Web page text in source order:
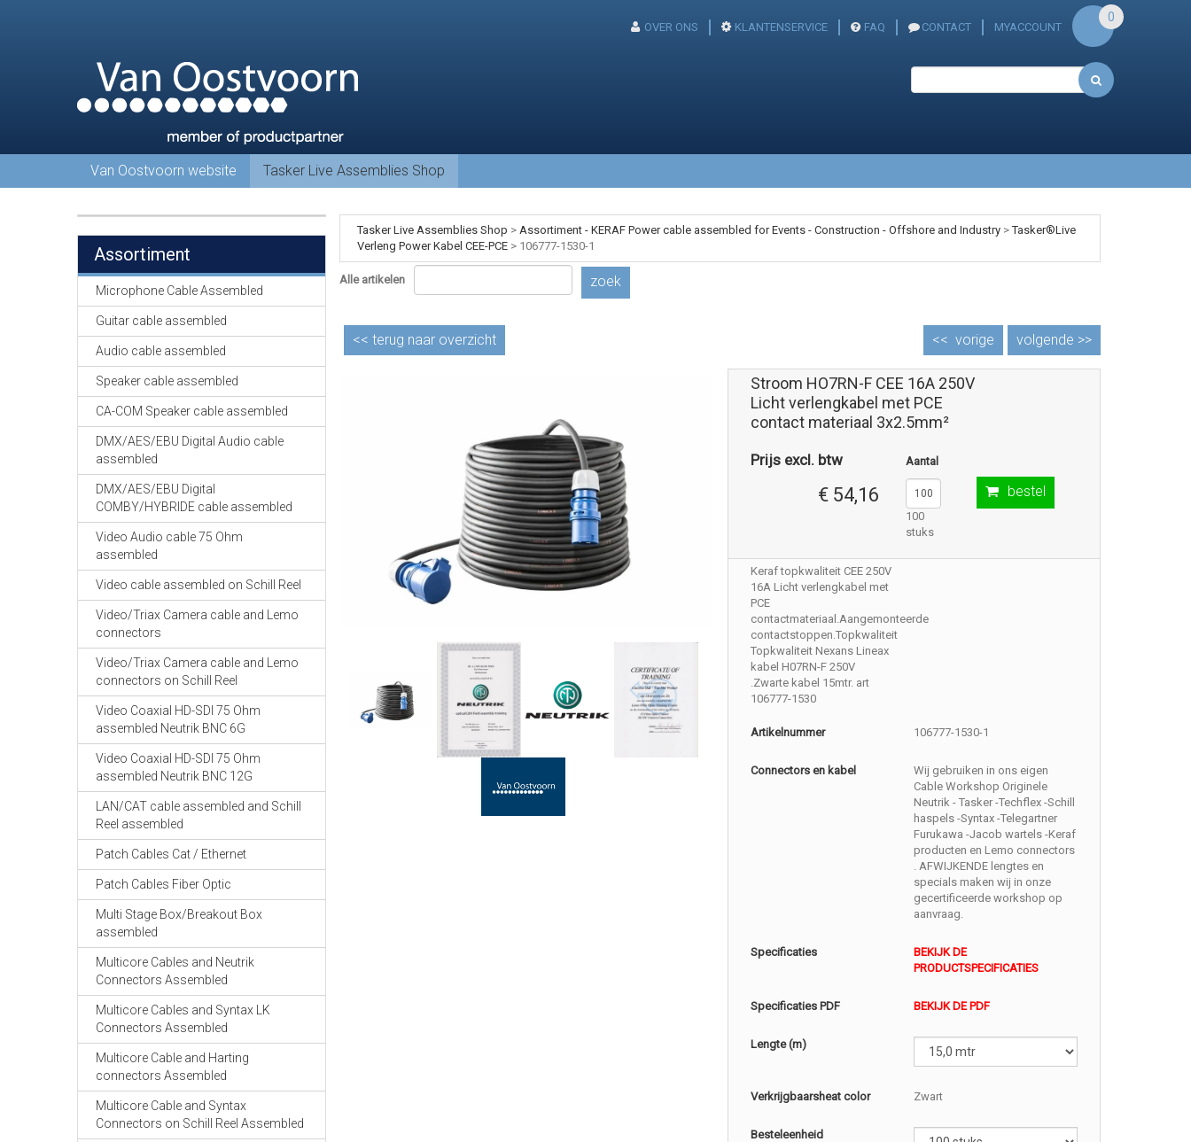
OVER ONS KLANTENSERVICE FAQ CONTACT MYACCOUNT
0
Van Oostvoorn website Tasker Live Assemblies Shop
Assortiment
Microphone Cable Assembled
Guitar cable assembled
Audio cable assembled
Speaker cable assembled
CA-COM Speaker cable assembled
DMX/AES/EBU Digital Audio cable
assembled
DMX/AES/EBU Digital
COMBY/HYBRIDE cable assembled
Video Audio cable 75 Ohm
assembled
Video cable assembled on Schill Reel
Video/Triax Camera cable and Lemo
connectors
Video/Triax Camera cable and Lemo
connectors on Schill Reel
Video Coaxial HD-SDI 75 Ohm
assembled Neutrik BNC 6G
Video Coaxial HD-SDI 75 Ohm
assembled Neutrik BNC 12G
LAN/CAT cable assembled and Schill
Reel assembled
Patch Cables Cat / Ethernet
Patch Cables Fiber Optic
Multi Stage Box/Breakout Box
assembled
Multicore Cables and Neutrik
Connectors Assembled
Multicore Cables and Syntax LK
Connectors Assembled
Multicore Cable and Harting
connectors Assembled
Multicore Cable and Syntax
Connectors on Schill Reel Assembled
Tasker Live Assemblies Shop > Assortiment - KERAF Power cable assembled for Events - Construction - Offshore and Industry>Tasker®Live
Verleng Power Kabel CEE-PCE> 106777-1530-1
Alle artikelen zoek
<< terug naar overzicht volgende >>
<< vorige
Stroom HO7RN-F CEE 16A 250V
Licht verlengkabel met PCE
contact materiaal 3x2.5mm²
Prijs excl. btw
€ 54,16
Aantal
100
stuks
bestel
Keraf topkwaliteit CEE 250V
16A Licht verlengkabel met
PCE
contactmateriaal.Aangemonteerde
contactstoppen.Topkwaliteit
Topkwaliteit Nexans Lineax
kabel H07RN-F 250V
.Zwarte kabel 15mtr. art
106777-1530
Artikelnummer 106777-1530-1
Connectors en kabel
Wij gebruiken in ons eigen
Cable Workshop Originele
Neutrik - Tasker -Techflex -Schill
haspels -Syntax -Telegartner
Furukawa -Jacob wartels -Keraf
producten en Lemo connectors
. AFWIJKENDE lengtes en
specials maken wij in onze
gecertificeerde workshop op
aanvraag.
Specificaties
BEKIJK DE
PRODUCTSPECIFICATIES
Specificaties PDF BEKIJK DE PDF
Lengte (m)
Verkrijgbaarsheat color Zwart
Besteleenheid